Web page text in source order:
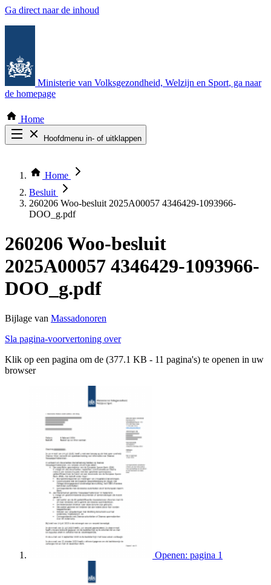
Ga direct naar de inhoud
Ministerie van Volksgezondheid, Welzijn en Sport, ga naar
de homepage
Home
Hoofdmenu in- of uitklappen
Thema COVID-19
Bekijk per bestuursorgaan
Home
Besluit
260206 Woo-besluit 2025A00057 4346429-1093966-
DOO_g.pdf
260206 Woo-besluit
2025A00057 4346429-1093966-
DOO_g.pdf
Bijlage van Massadonoren
Sla pagina-voorvertoning over
Klik op een pagina om de (377.1 KB - 11 pagina's) te openen in uw
browser
Openen: pagina 1